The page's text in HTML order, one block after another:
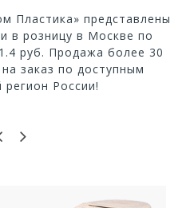
Пластика» представлены
в розницу в Москве по
руб. Продажа более 30
заказ по доступным
России!